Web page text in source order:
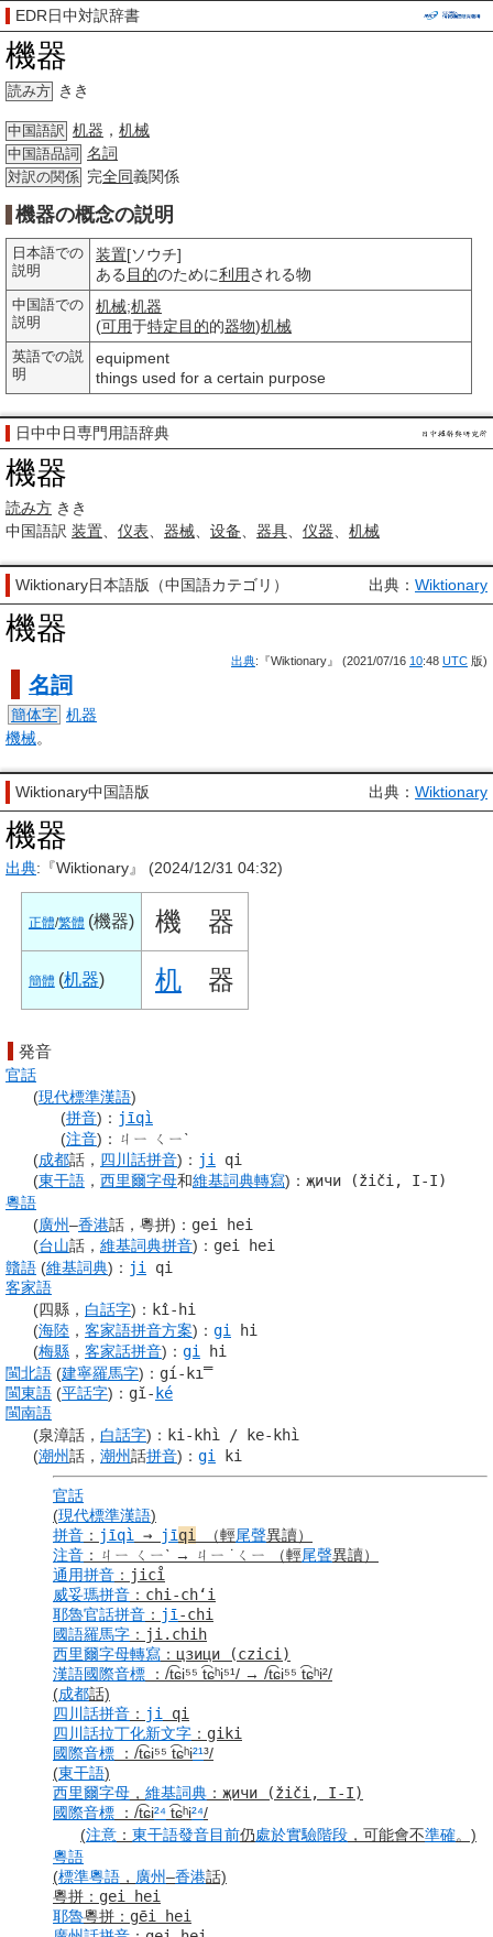
EDR日中対訳辞書
機器
読み方 きき
中国語訳 机器 ， 机械
中国語品詞 名詞
対訳の関係 完全同義関係
機器の概念の説明
日本語での
説明
装置[ソウチ]
ある 目的のために利用される物
中国語での
説明
机械;机器
(可用于特定目的的器物)机械
英語での説
明
equipment
things used for a certain purpose
日中中日専門用語辞典
機器
読み方 きき
中国語訳 装置 仪表 器械 设备 器具 仪器 机械
Wiktionary日本語版（中国語カテゴリ） 出典： Wiktionary
機器
出典:『Wiktionary』 (2021/07/16 10:48 UTC 版)
名詞
簡体字 机器
機械。
Wiktionary中国語版 出典： Wiktionary
機器
出典:『Wiktionary』 (2024/12/31 04:32)
正體/繁體 (機器) 機 器
簡體 (机器) 机 器
発音
官話
(現代標準漢語)
(拼音) ： jīqì
(注音) ： ㄐㄧ ㄑㄧˋ
(成都話， 四川話拼音) ： ji
qi
(東干語 ， 西里爾字母和維基詞典轉寫) ： җичи (žiči, I-I)
粵語
(廣州–香港話，粵拼) ： gei hei
(台山話， 維基詞典拼音) ： gei hei
贛語 (維基詞典) ： ji
qi
客家語
(四縣， 白話字) ： kî-hi
(海陸 ， 客家語拼音方案) ： gi
hi
(梅縣 ， 客家話拼音) ： gi
hi
閩北語 (建寧羅馬字) ： gí-ki̿
閩東語 (平話字) ： gĭ- ké
閩南語
(泉漳話， 白話字) ： ki-khì /
ke-khì
(潮州話， 潮州話拼音) ： gi ki
官話
(現代標準漢語)
拼音 ： jīqì → jīqi （輕尾聲異讀）
注音 ： ㄐㄧ ㄑㄧˋ → ㄐㄧ ˙ㄑㄧ （輕尾聲異讀）
通用拼音 ： jici̊
威妥瑪拼音 ： chi-chʻi
耶魯官話拼音 ： jī-chi
國語羅馬字 ： ji.chih
西里爾字母轉寫 ： цзици
(czici)
漢語國際音標 ： /t͡ɕi⁵⁵ t͡ɕʰi⁵¹/ → /t͡ɕi⁵⁵ t͡ɕʰi²/
(成都話)
四川話拼音 ： ji
qi
四川話拉丁化新文字 ： giki
國際音標
： /t͡ɕi⁵⁵ t͡ɕʰi²¹³/
(東干語)
西里爾字母 ， 維基詞典 ： җичи (žiči, I-I)
國際音標
： /t͡ɕi²⁴t͡ɕʰi²⁴/
(注意 ： 東干語發音目前仍處於實驗階段 ，可能會不準確。)
粵語
(標準粵語 ， 廣州–香港話)
粵拼 ： gei hei
耶魯粵拼 ： gēi hei